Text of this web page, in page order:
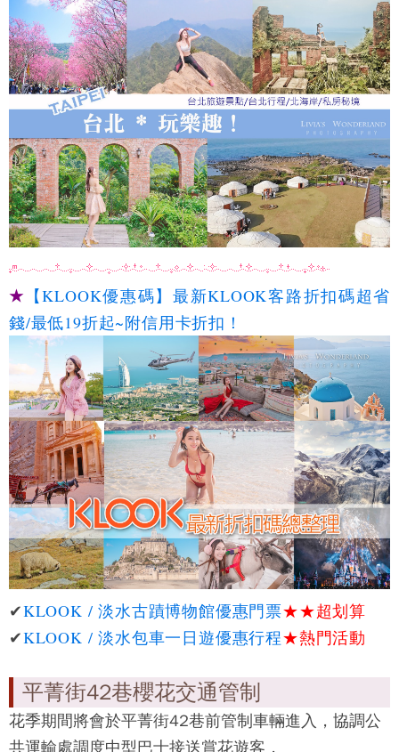
★ 【KLOOK優惠碼】最新KLOOK客路折扣碼超省
錢/最低19折起~附信用卡折扣！
✔KLOOK / 淡水古蹟博物館優惠門票★★超划算
✔KLOOK / 淡水包車一日遊優惠行程★熱門活動
平菁街42巷櫻花交通管制
花季期間將會於平菁街42巷前管制車輛進入，協調公
共運輸處調度中型巴士接送賞花遊客，